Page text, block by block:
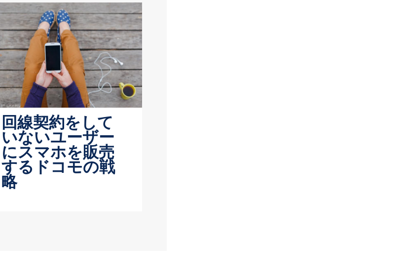
回線契約をして
いないユーザー
にスマホを販売
するドコモの戦
略